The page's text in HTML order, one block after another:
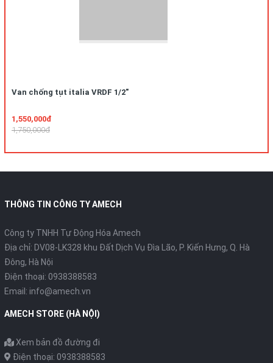
Van chống tụt italia VRDF 1/2"
1,550,000đ
1,750,000đ
THÔNG TIN CÔNG TY AMECH
Công ty TNHH Tự Động Hóa Amech
Địa chỉ: DV08-LK328 khu Đất Dịch Vụ Đìa Lão, P. Kiến Hưng, Q. Hà
Đông, Hà Nội
Điện thoại: 0938388583
Email: info@amech.vn
AMECH STORE (HÀ NỘI)
Xem bản đồ đường đi
Điện thoại: 0938388583